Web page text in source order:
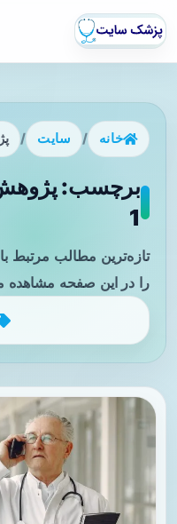
خانه / سایت /
برچسب:
1
تازه‌ترین مطالب مرتبط
را در این صفحه مشاهده